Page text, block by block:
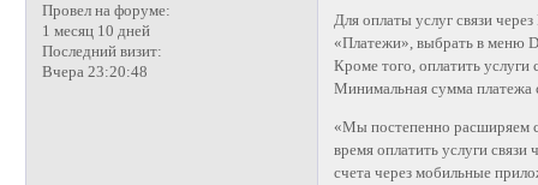
Провел на форуме:
1 месяц 10 дней
Последний визит:
Вчера 23:20:48
Для оплаты услуг связи
«Платежи», выбрать в меню
Кроме того, оплатить
Минимальная сумма платежа
«Мы постепенно расширяем
время оплатить услуги
счета через мобильные